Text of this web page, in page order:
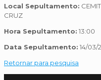
Local Sepultamento:
CRUZ
Hora Sepultamento: 13:00
Data Sepultamento: 14/03/
Retornar para pesquisa